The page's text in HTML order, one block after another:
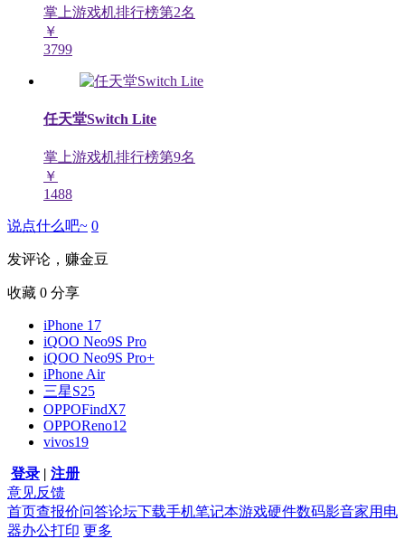
掌上游戏机排行榜第2名
￥
3799
任天堂Switch Lite
掌上游戏机排行榜第9名
￥
1488
说点什么吧~ 0
发评论，赚金豆
收藏 0 分享
iPhone 17
iQOO Neo9S Pro
iQOO Neo9S Pro+
iPhone Air
三星S25
OPPOFindX7
OPPOReno12
vivos19
登录 | 注册
意见反馈
首页查报价问答论坛下载手机笔记本游戏硬件数码影音家用电
器办公打印 更多